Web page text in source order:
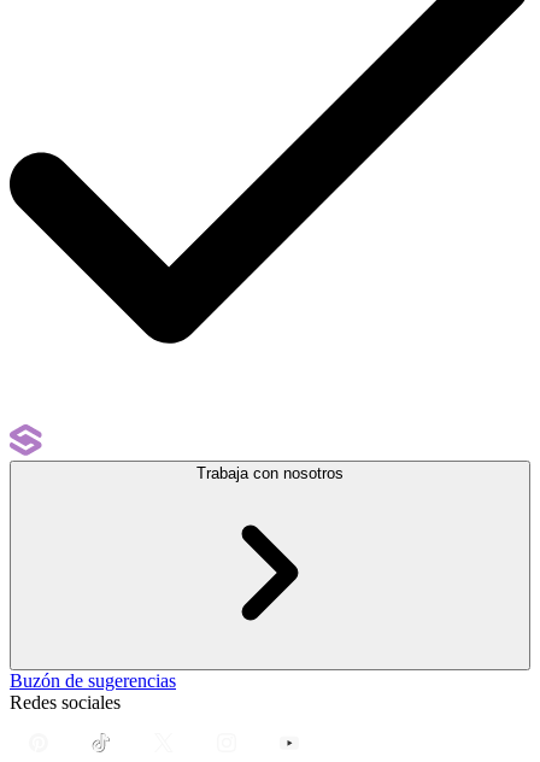
Trabaja con nosotros
Buzón de sugerencias
Redes sociales